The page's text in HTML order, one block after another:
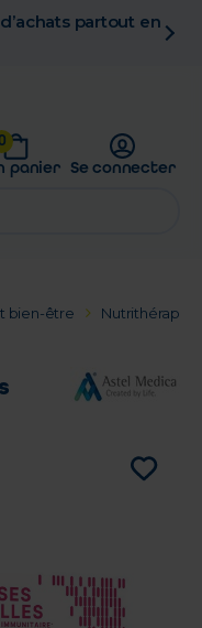
partout en
0
panier Se connecter
bien-être Nutrithérapie